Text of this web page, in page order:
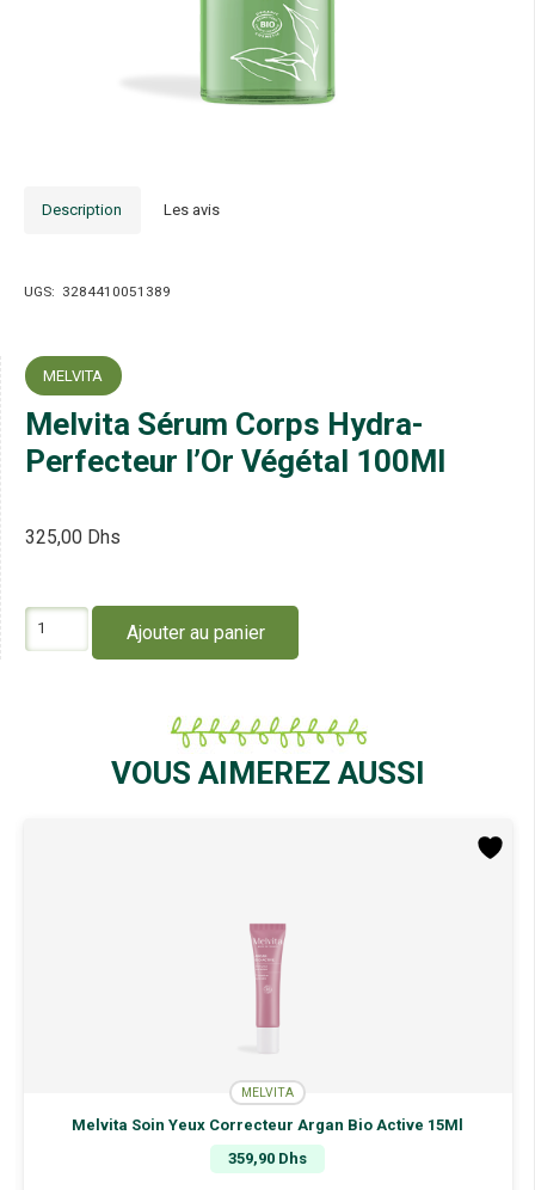
Description Les avis
UGS: 3284410051389
MELVITA
Melvita Sérum Corps Hydra-
Perfecteur l’Or Végétal 100Ml
325,00 Dhs
Ajouter au panier
VOUS AIMEREZ AUSSI
MELVITA
Melvita Soin Yeux Correcteur Argan Bio Active 15Ml
359,90 Dhs